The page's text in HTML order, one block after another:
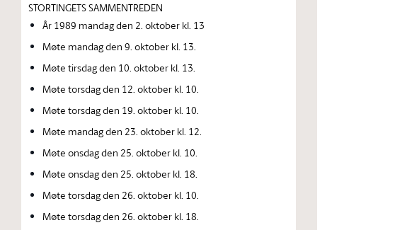
STORTINGETS SAMMENTREDEN
År 1989 mandag den 2. oktober kl. 13
Møte mandag den 9. oktober kl. 13.
Møte tirsdag den 10. oktober kl. 13.
Møte torsdag den 12. oktober kl. 10.
Møte torsdag den 19. oktober kl. 10.
Møte mandag den 23. oktober kl. 12.
Møte onsdag den 25. oktober kl. 10.
Møte onsdag den 25. oktober kl. 18.
Møte torsdag den 26. oktober kl. 10.
Møte torsdag den 26. oktober kl. 18.